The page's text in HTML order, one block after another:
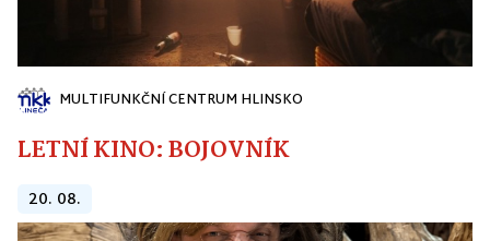
MULTIFUNKČNÍ CENTRUM HLINSKO
LETNÍ KINO: BOJOVNÍK
20. 08.